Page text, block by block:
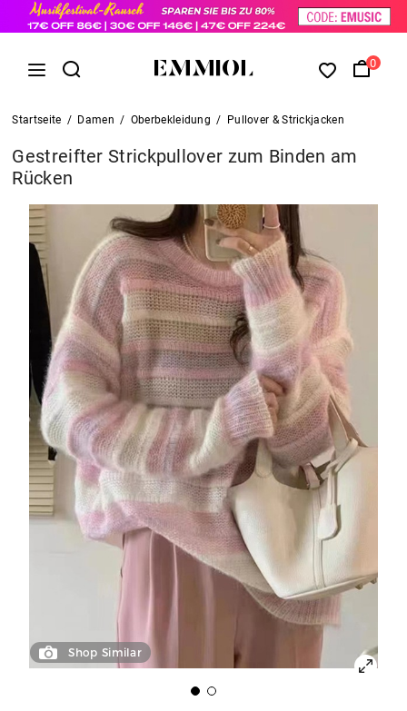
0
Startseite / Damen / Oberbekleidung / Pullover & Strickjacken
Gestreifter Strickpullover zum Binden am
Rücken
Shop Similar